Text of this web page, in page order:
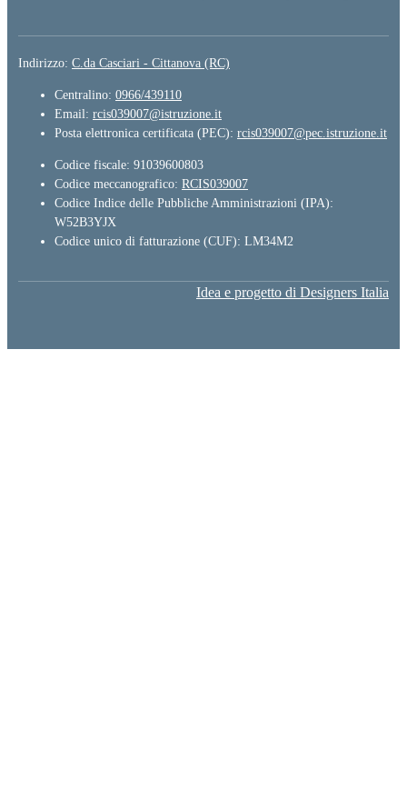
Indirizzo: C.da Casciari - Cittanova (RC)
Centralino: 0966/439110
Email: rcis039007@istruzione.it
Posta elettronica certificata (PEC): rcis039007@pec.istruzione.it
Codice fiscale: 91039600803
Codice meccanografico: RCIS039007
Codice Indice delle Pubbliche Amministrazioni (IPA):
W52B3YJX
Codice unico di fatturazione (CUF): LM34M2
Idea e progetto di Designers Italia